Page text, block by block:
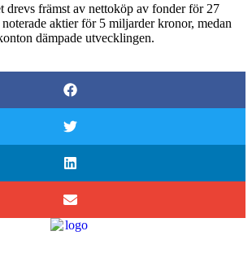
drevs främst av nettoköp av fonder för 27
aktier för 5 miljarder kronor, medan
dämpade utvecklingen.